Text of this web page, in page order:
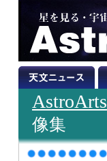
AstroArts
像集